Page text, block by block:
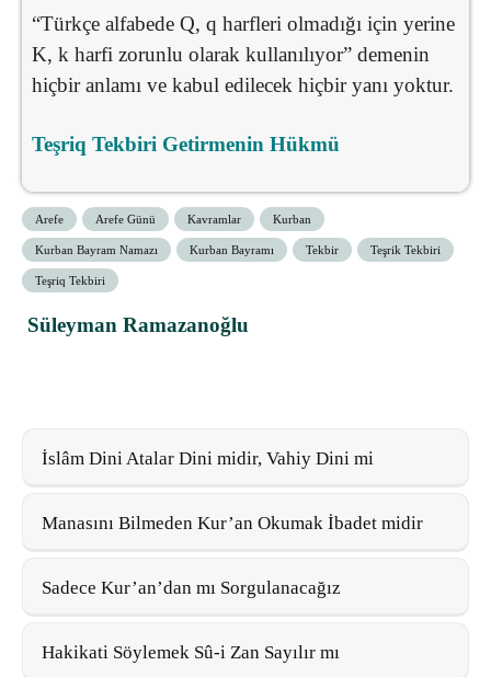
“Türkçe alfabede Q, q harfleri olmadığı için yerine
K, k harfi zorunlu olarak kullanılıyor” demenin
hiçbir anlamı ve kabul edilecek hiçbir yanı yoktur.
Teşriq Tekbiri Getirmenin Hükmü
Arefe Arefe Günü Kavramlar Kurban
Kurban Bayram Namazı Kurban Bayramı Tekbir Teşrik Tekbiri
Teşriq Tekbiri
Süleyman Ramazanoğlu
İslâm Dini Atalar Dini midir, Vahiy Dini mi
Manasını Bilmeden Kur’an Okumak İbadet midir
Sadece Kur’an’dan mı Sorgulanacağız
Hakikati Söylemek Sû-i Zan Sayılır mı